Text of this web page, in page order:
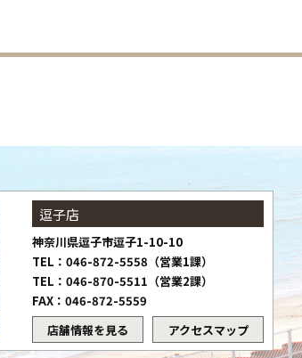
逗子店
神奈川県逗子市逗子1-10-10
TEL：046-872-5558（営業1課）
TEL：046-870-5511（営業2課）
FAX：046-872-5559
店舗情報を見る
アクセスマップ